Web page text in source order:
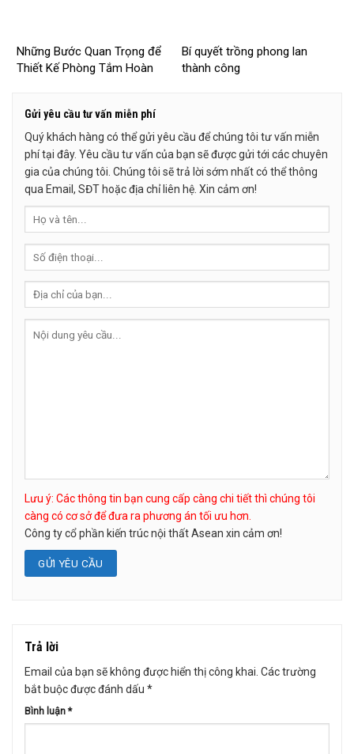
Những Bước Quan Trọng để
Thiết Kế Phòng Tắm Hoàn
Bí quyết trồng phong lan
thành công
Gửi yêu cầu tư vấn miễn phí
Quý khách hàng có thể gửi yêu cầu để chúng tôi tư vấn miễn
phí tại đây. Yêu cầu tư vấn của bạn sẽ được gửi tới các chuyên
gia của chúng tôi. Chúng tôi sẽ trả lời sớm nhất có thể thông
qua Email, SĐT hoặc địa chỉ liên hệ. Xin cảm ơn!
Lưu ý: Các thông tin bạn cung cấp càng chi tiết thì chúng tôi
càng có cơ sở để đưa ra phương án tối ưu hơn.
Công ty cổ phần kiến trúc nội thất Asean xin cảm ơn!
Trả lời
Email của bạn sẽ không được hiển thị công khai. Các trường
bắt buộc được đánh dấu *
Bình luận*